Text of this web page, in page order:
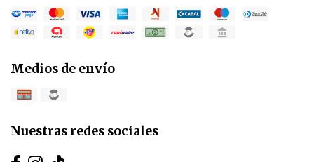
Medios de envío
Nuestras redes sociales